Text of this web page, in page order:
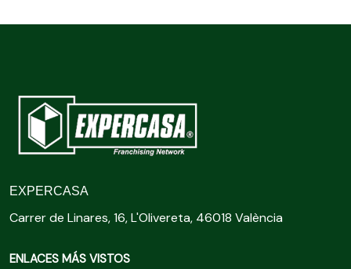
EXPERCASA
Carrer de Linares, 16, L'Olivereta, 46018 València
ENLACES MÁS VISTOS